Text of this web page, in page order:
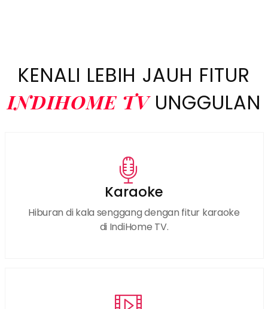
KENALI LEBIH JAUH FITUR
INDIHOME TVUNGGULAN
Karaoke
Hiburan di kala senggang dengan fitur karaoke
di IndiHome TV.